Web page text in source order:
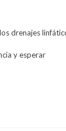
drenajes
y esperar